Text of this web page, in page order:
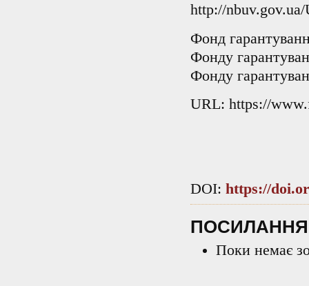
http://
Фонд
Фонду
Фонду
URL: https://
DOI: https://
ПОСИЛАННЯ
Поки немає